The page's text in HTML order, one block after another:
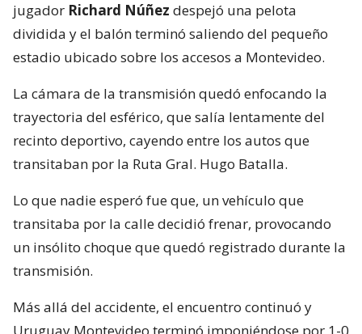
jugador Richard Núñez despejó una pelota
dividida y el balón terminó saliendo del pequeño
estadio ubicado sobre los accesos a Montevideo.
La cámara de la transmisión quedó enfocando la
trayectoria del esférico, que salía lentamente del
recinto deportivo, cayendo entre los autos que
transitaban por la Ruta Gral. Hugo Batalla.
Lo que nadie esperó fue que, un vehículo que
transitaba por la calle decidió frenar, provocando
un insólito choque que quedó registrado durante la
transmisión.
Más allá del accidente, el encuentro continuó y